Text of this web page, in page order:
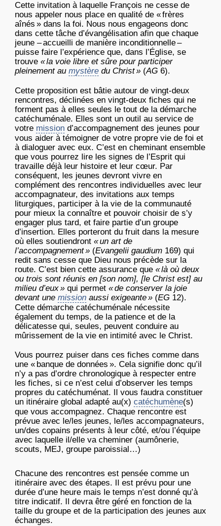
Cette invitation à laquelle François ne cesse de
nous appeler nous place en qualité de « frères
aînés » dans la foi. Nous nous engageons donc
dans cette tâche d’évangélisation afin que chaque
jeune – accueilli de manière inconditionnelle –
puisse faire l’expérience que, dans l’Église, se
trouve « la voie libre et sûre pour participer
pleinement au mystère du Christ » (AG 6).
Cette proposition est bâtie autour de vingt-deux
rencontres, déclinées en vingt-deux fiches qui ne
forment pas à elles seules le tout de la démarche
catéchuménale. Elles sont un outil au service de
votre mission d’accompagnement des jeunes pour
vous aider à témoigner de votre propre vie de foi et
à dialoguer avec eux. C’est en cheminant ensemble
que vous pourrez lire les signes de l’Esprit qui
travaille déjà leur histoire et leur cœur. Par
conséquent, les jeunes devront vivre en
complément des rencontres individuelles avec leur
accompagnateur, des invitations aux temps
liturgiques, participer à la vie de la communauté
pour mieux la connaître et pouvoir choisir de s’y
engager plus tard, et faire partie d’un groupe
d’insertion. Elles porteront du fruit dans la mesure
où elles soutiendront « un art de
l’accompagnement » (Evangelii gaudium 169) qui
redit sans cesse que Dieu nous précède sur la
route. C’est bien cette assurance que « là où deux
ou trois sont réunis en [son nom], [le Christ est] au
milieu d’eux » qui permet « de conserver la joie
devant une mission aussi exigeante » (EG 12).
Cette démarche catéchuménale nécessite
également du temps, de la patience et de la
délicatesse qui, seules, peuvent conduire au
mûrissement de la vie en intimité avec le Christ.
Vous pourrez puiser dans ces fiches comme dans
une « banque de données ». Cela signifie donc qu’il
n’y a pas d’ordre chronologique à respecter entre
les fiches, si ce n’est celui d’observer les temps
propres du catéchuménat. Il vous faudra constituer
un itinéraire global adapté au(x) catéchumène(s)
que vous accompagnez. Chaque rencontre est
prévue avec le/les jeunes, le/les accompagnateurs,
un/des copains présents à leur côté, et/ou l’équipe
avec laquelle il/elle va cheminer (aumônerie,
scouts, MEJ, groupe paroissial…)
Chacune des rencontres est pensée comme un
itinéraire avec des étapes. Il est prévu pour une
durée d’une heure mais le temps n’est donné qu’à
titre indicatif. Il devra être géré en fonction de la
taille du groupe et de la participation des jeunes aux
échanges.